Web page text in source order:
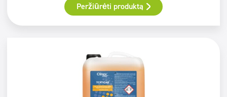
Peržiūrėti produktą